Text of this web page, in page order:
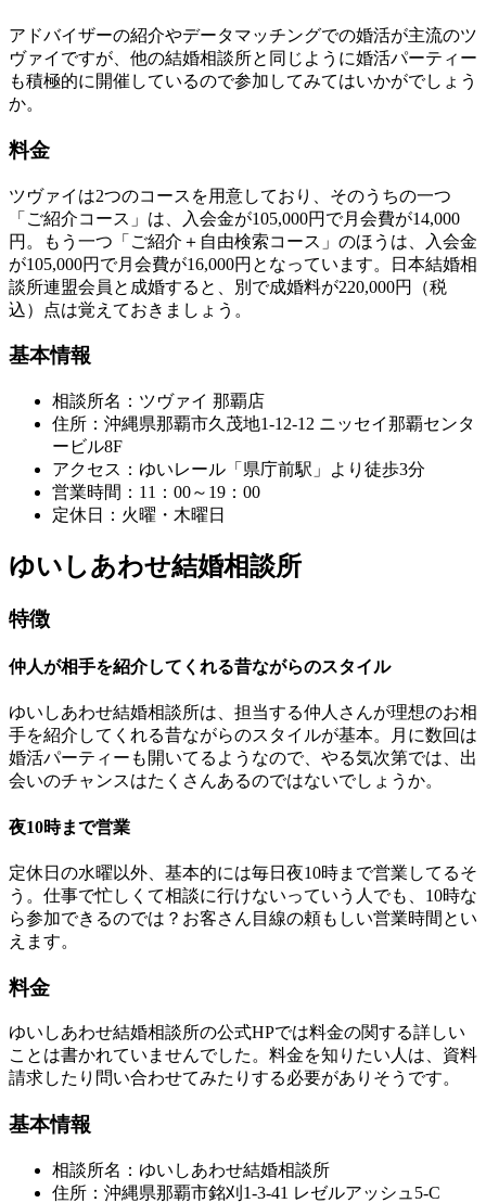
アドバイザーの紹介やデータマッチングでの婚活が主流のツ
ヴァイですが、他の結婚相談所と同じように婚活パーティー
も積極的に開催しているので参加してみてはいかがでしょう
か。
料金
ツヴァイは2つのコースを用意しており、そのうちの一つ
「ご紹介コース」は、入会金が105,000円で月会費が14,000
円。もう一つ「ご紹介＋自由検索コース」のほうは、入会金
が105,000円で月会費が16,000円となっています。日本結婚相
談所連盟会員と成婚すると、別で成婚料が220,000円（税
込）点は覚えておきましょう。
基本情報
相談所名：ツヴァイ 那覇店
住所：沖縄県那覇市久茂地1-12-12 ニッセイ那覇センタ
ービル8F
アクセス：ゆいレール「県庁前駅」より徒歩3分
営業時間：11：00～19：00
定休日：火曜・木曜日
ゆいしあわせ結婚相談所
特徴
仲人が相手を紹介してくれる昔ながらのスタイル
ゆいしあわせ結婚相談所は、担当する仲人さんが理想のお相
手を紹介してくれる昔ながらのスタイルが基本。月に数回は
婚活パーティーも開いてるようなので、やる気次第では、出
会いのチャンスはたくさんあるのではないでしょうか。
夜10時まで営業
定休日の水曜以外、基本的には毎日夜10時まで営業してるそ
う。仕事で忙しくて相談に行けないっていう人でも、10時な
ら参加できるのでは？お客さん目線の頼もしい営業時間とい
えます。
料金
ゆいしあわせ結婚相談所の公式HPでは料金の関する詳しい
ことは書かれていませんでした。料金を知りたい人は、資料
請求したり問い合わせてみたりする必要がありそうです。
基本情報
相談所名：ゆいしあわせ結婚相談所
住所：沖縄県那覇市銘刈1-3-41 レゼルアッシュ5-C